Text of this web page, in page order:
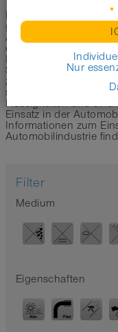
In diesem Bereich
geeigneten Schlauchs
Automobilindustrie
eine erste Auswahl
Einsatz an
Schweißrobotern aus
zusammengestellt.
sich zum Transport
Flüssigkeiten und
Einsatz in der
Informationen zum
Automobilindustrie
Filter
Medium
Eigenschaften
Nur